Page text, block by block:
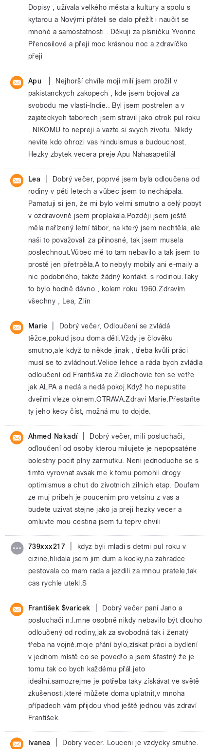
Dopisy , užívala velkého města a kultury a spolu s
kytarou a Novými přáteli se dalo přežít i naučit se
mnohé a samostatnosti . Děkuji za písničku Yvonne
Přenosilové a přeji moc krásnou noc a zdravíčko
přeji
Apu
Nejhorší chvíle moji milí jsem prožil v
pakistanckych zakopech , kde jsem bojoval za
svobodu me vlasti-Indie.. Byl jsem postrelen a v
zajateckych taborech jsem stravil jako otrok pul roku
. NIKOMU to nepreji a vazte si svych zivotu. Nikdy
nevite kdo ohrozi vas hinduismus a budoucnost.
Hezky zbytek vecera preje Apu Nahasapetilál
Lea
Dobrý večer, poprvé jsem byla odloučena od
rodiny v pěti letech a vůbec jsem to nechápala.
Pamatuji si jen, že mi bylo velmi smutno a celý pobyt
v ozdravovně jsem proplakala.Později jsem ještě
měla nařízený letní tábor, na který jsem nechtěla, ale
naši to považovali za přínosné, tak jsem musela
poslechnout.Vůbec mě to tam nebavilo a tak jsem to
prostě jen přetrpěla.A to nebyly mobily ani e-maily a
nic podobného, takže žádný kontakt. s rodinou.Taky
to bylo hodně dávno., kolem roku 1960.Zdravím
všechny , Lea, Zlín
Marie
Dobrý večer, Odloučení se zvládá
těžce,pokud jsou doma děti.Vždy je člověku
smutno,ale když to někde jinak , třeba kvůli práci
musí se to zvládnout.Velice lehce a ráda bych zvládla
odloučení od Františka ze Židlochovic ten se vetře
jak ALPA a nedá a nedá pokoj.Když ho nepustite
dveřmi vleze oknem.OTRAVA.Zdravi Marie.Přestaňte
ty jeho kecy číst, možná mu to dojde.
Ahmed Nakadí
Dobrý večer, milí posluchači,
oďloučení od osoby kterou milujete je nepopsaténe
bolestny pocit plny zarmutku. Neni jednoduche se s
timto vyrovnat avsak me k tomu pomohli drogy
optimismus a chut do zivotnich zilnich etap. Doufam
ze muj pribeh je poucenim pro vetsinu z vas a
budete uzivat stejne jako ja preji hezky vecer a
omluvte mou cestina jsem tu teprv chvili
739xxx217
kdyz byli mladi s detmi pul roku v
cizine,hlidala jsem jim dum a kocky,na zahradce
pestovala co mam rada a jezdili za mnou pratele,tak
cas rychle utekl.S
František $varicek
Dobrý večer paní Jano a
posluchači n.l.mne osobně nikdy nebavilo být dlouho
odloučený od rodiny,jak za svobodná tak i ženatý
třeba na vojně.moje přání bylo,získat práci a bydlení
v jednom místě co se poved!o a jsem šťastný že je
tomu tak co bych každému přál.jeto
ideální.samozrejme je potřeba taky získávat ve světě
zkušenosti,které můžete doma uplatnit,v mnoha
případech vám přijdou vhod ještě jednou vás zdraví
František.
Ivanea Dobry vecer. Louceni je vzdycky smutne.